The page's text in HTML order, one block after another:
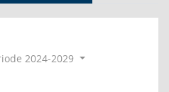
2024-2029